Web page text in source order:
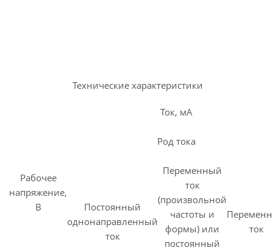
Технические характеристики
Рабочее
напряжение,
В
Ток, мА
Род тока
Постоянный
однонаправленный
ток
Переменный
ток
(произвольной
частоты и
формы) или
постоянный
ток